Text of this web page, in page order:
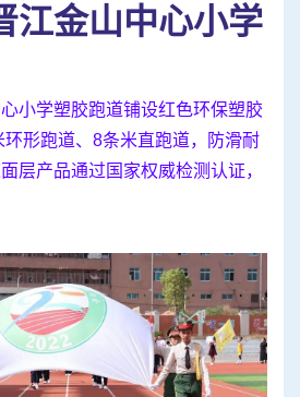
江金山中心小学
小学塑胶跑道铺设红色环保塑胶
形跑道、8条米直跑道，防滑耐
层产品通过国家权威检测认证，